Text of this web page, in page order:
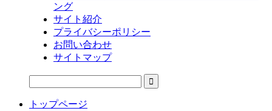
ング
サイト紹介
プライバシーポリシー
お問い合わせ
サイトマップ
トップページ